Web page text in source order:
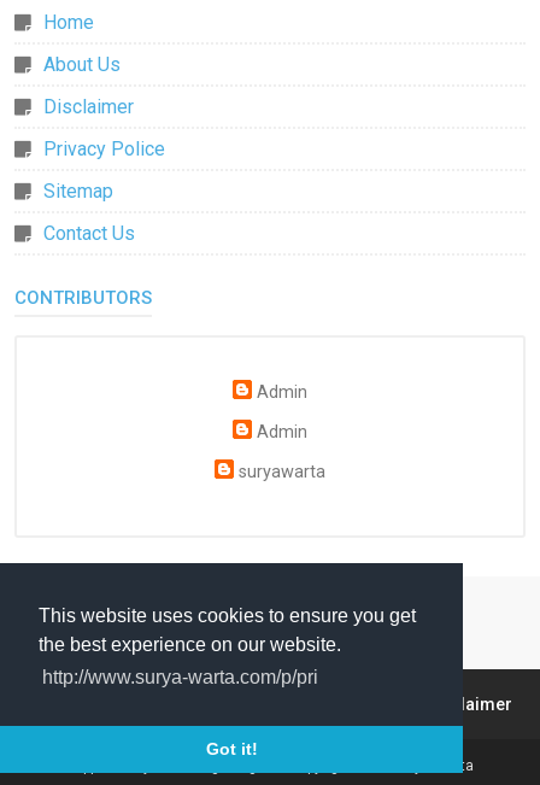
This website uses cookies to ensure you get
the best experience on our website.
http://www.surya-warta.com/p/pri
Got it!
Home
About Us
Disclaimer
Privacy Police
Sitemap
Contact Us
CONTRIBUTORS
Admin
Admin
suryawarta
Disclaimer
Surya Warta